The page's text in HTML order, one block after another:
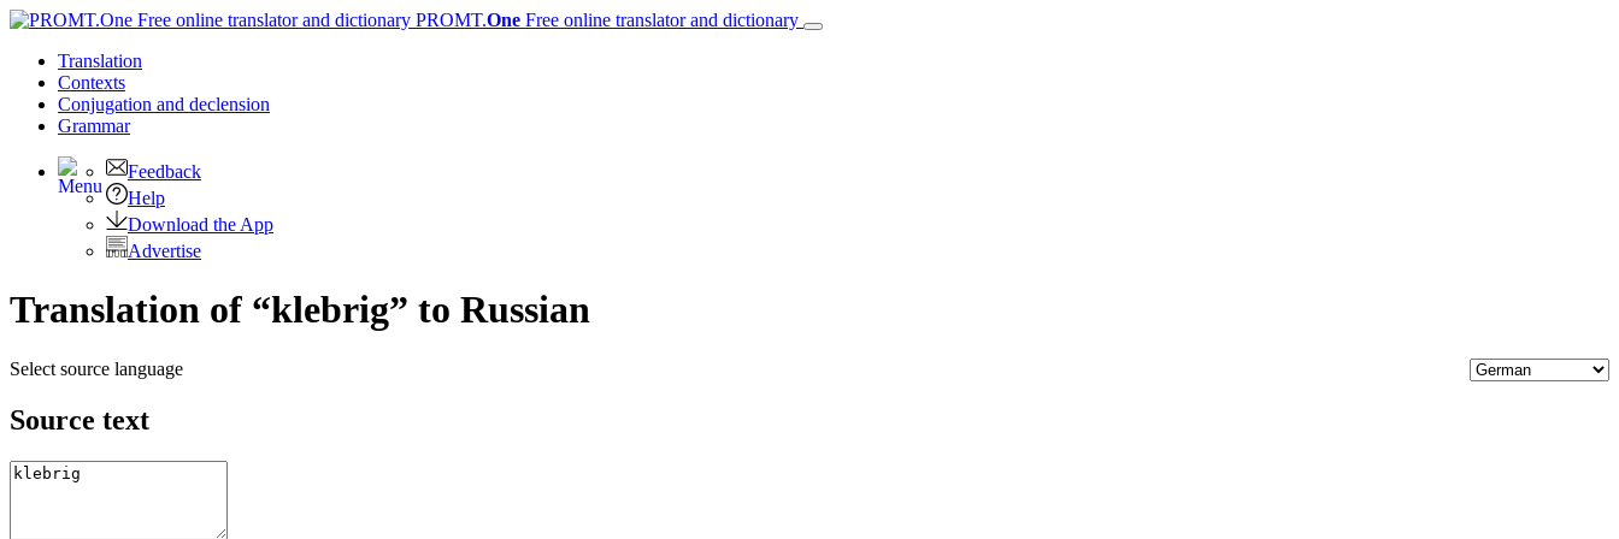
PROMT.One Free online translator and dictionary
Translation
Contexts
Conjugation and declension
Grammar
Feedback
Help
Download the App
Advertise
Translation of “klebrig” to Russian
Select source language
Source text